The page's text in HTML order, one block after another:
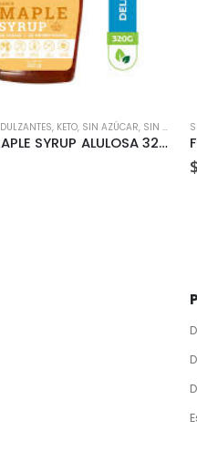
, KETO, SIN AZÚCAR, SIN GLUTEN
ALUSWEET MAPLE SYRUP ALULOSA 320GR
$